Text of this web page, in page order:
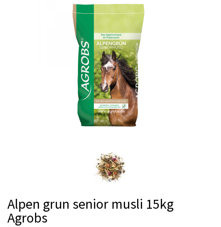
Alpen grun senior musli 15kg
Agrobs